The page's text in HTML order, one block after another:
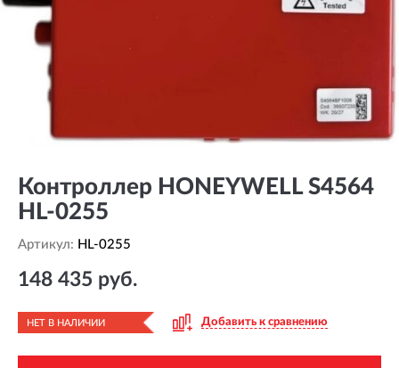
Контроллер HONEYWELL S4564
HL-0255
Артикул: HL-0255
148 435 руб.
НЕТ В НАЛИЧИИ Добавить к сравнению